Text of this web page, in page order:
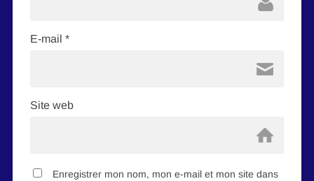
E-mail *
Site web
Enregistrer mon nom, mon e-mail et mon site dans